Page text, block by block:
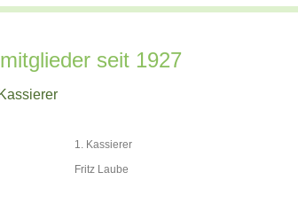
seit 1927
1. Kassierer
Fritz Laube